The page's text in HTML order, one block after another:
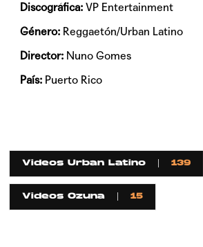
Discográfica: VP Entertainment
Género: Reggaetón/Urban Latino
Director: Nuno Gomes
País: Puerto Rico
Videos Urban Latino 139
Videos Ozuna 15